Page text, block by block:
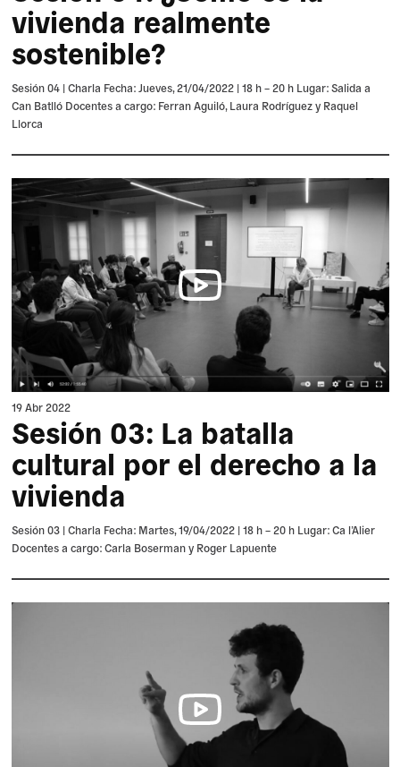
vivienda realmente
sostenible?
Sesión 04 | Charla Fecha: Jueves, 21/04/2022 | 18 h – 20 h Lugar: Salida a
Can Batlló Docentes a cargo: Ferran Aguiló, Laura Rodríguez y Raquel
Llorca
19 Abr 2022
Sesión 03: La batalla
cultural por el derecho a la
vivienda
Sesión 03 | Charla Fecha: Martes, 19/04/2022 | 18 h – 20 h Lugar: Ca l’Alier
Docentes a cargo: Carla Boserman y Roger Lapuente